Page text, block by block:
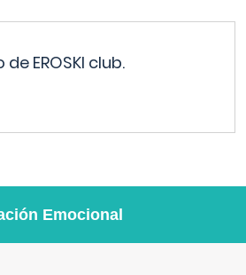
EROSKI club.
Emocional